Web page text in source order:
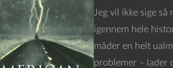
Jeg vil ikke sige
igennem hele
måder en helt
problemer – lader